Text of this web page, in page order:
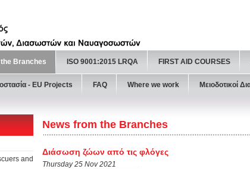
Branches ISO 9001:2015 LRQA FIRST AID COURSES
- ΕU Projects FAQ Where we work Μειοδοτικοί
and
News from the Branches
Διάσωση ζώων από τις φλόγες
Thursday 25 Nov 2021